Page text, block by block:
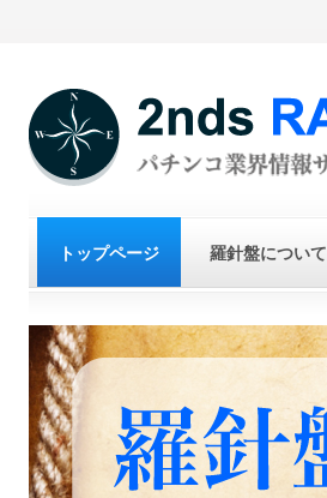
トップページ 羅針盤について